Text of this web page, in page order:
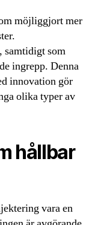
möjliggjort mer
samtidigt som
ingrepp. Denna
innovation gör
olika typer av
hållbar
vara en